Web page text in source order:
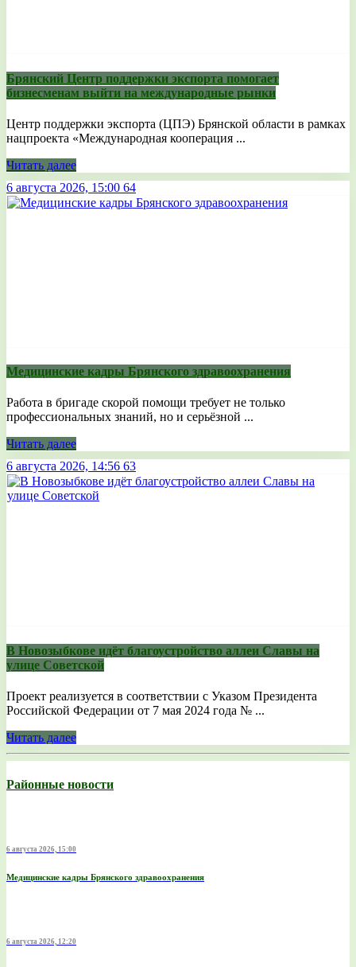
Брянский Центр поддержки экспорта помогает
бизнесменам выйти на международные рынки
Центр поддержки экспорта (ЦПЭ) Брянской области в рамках
нацпроекта «Международная кооперация ...
Читать далее
6 августа 2026, 15:00 64
Медицинские кадры Брянского здравоохранения
Работа в бригаде скорой помощи требует не только
профессиональных знаний, но и серьёзной ...
Читать далее
6 августа 2026, 14:56 63
В Новозыбкове идёт благоустройство аллеи Славы на
улице Советской
Проект реализуется в соответствии с Указом Президента
Российской Федерации от 7 мая 2024 года № ...
Читать далее
Районные новости
6 августа 2026, 15:00
Медицинские кадры Брянского здравоохранения
6 августа 2026, 12:20